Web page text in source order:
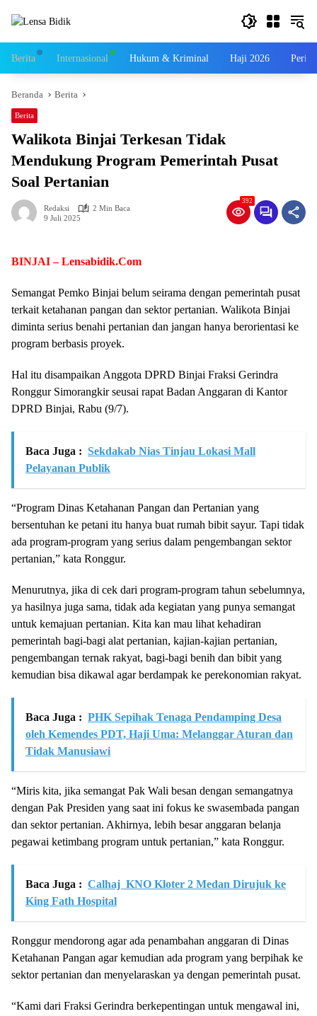
Berita Internasional Hukum & Kriminal Haji 2026
Beranda Berita
Berita
Walikota Binjai Terkesan Tidak
Mendukung Program Pemerintah Pusat
Soal Pertanian
Redaksi
2 Min Baca
9 Juli 2025
392
BINJAI – Lensabidik.Com
Semangat Pemko Binjai belum seirama dengan pemerintah pusat
terkait ketahanan pangan dan sektor pertanian. Walikota Binjai
diminta serius benahi pertanian dan jangan hanya berorientasi ke
program berbasis proyek.
Hal itu disampaikan Anggota DPRD Binjai Fraksi Gerindra
Ronggur Simorangkir seusai rapat Badan Anggaran di Kantor
DPRD Binjai, Rabu (9/7).
Baca Juga : Sekdakab Nias Tinjau Lokasi Mall
Pelayanan Publik
“Program Dinas Ketahanan Pangan dan Pertanian yang
bersentuhan ke petani itu hanya buat rumah bibit sayur. Tapi tidak
ada program-program yang serius dalam pengembangan sektor
pertanian,” kata Ronggur.
Menurutnya, jika di cek dari program-program tahun sebelumnya,
ya hasilnya juga sama, tidak ada kegiatan yang punya semangat
untuk kemajuan pertanian. Kita kan mau lihat kehadiran
pemerintah bagi-bagi alat pertanian, kajian-kajian pertanian,
pengembangan ternak rakyat, bagi-bagi benih dan bibit yang
kemudian bisa dikawal agar berdampak ke perekonomian rakyat.
Baca Juga : PHK Sepihak Tenaga Pendamping Desa
oleh Kemendes PDT, Haji Uma: Melanggar Aturan dan
Tidak Manusiawi
“Miris kita, jika semangat Pak Wali besan dengan semangatnya
dengan Pak Presiden yang saat ini fokus ke swasembada pangan
dan sektor pertanian. Akhirnya, lebih besar anggaran belanja
pegawai ketimbang program untuk pertanian,” kata Ronggur.
Baca Juga : Calhaj KNO Kloter 2 Medan Dirujuk ke
King Fath Hospital
Ronggur mendorong agar ada penambahan anggaran di Dinas
Ketahanan Pangan agar kemudian ada program yang berpihak ke
sektor pertanian dan menyelaraskan ya dengan pemerintah pusat.
“Kami dari Fraksi Gerindra berkepentingan untuk mengawal ini,